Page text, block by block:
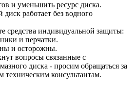
и уменьшить ресурс диска.
работает без водного
средства индивидуальной защиты:
и перчатки.
и осторожны.
вопросы связанные с
диска - просим обращаться за
консультантам.